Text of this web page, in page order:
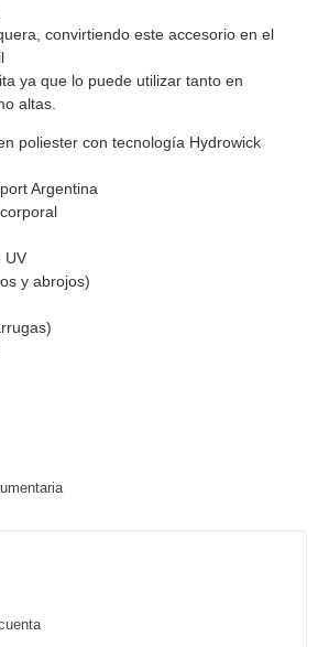
convirtiendo este accesorio en el
ya que lo puede utilizar tanto en
altas.
poliester con tecnología Hydrowick
Argentina
UV
y abrojos)